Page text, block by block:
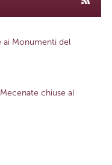
ai Monumenti del
chiuse al